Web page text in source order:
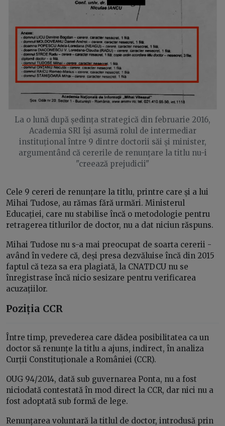
La o lună după ședința strategică din februarie 2016,
Academia SRI își asumă rolul de intermediar
instituțional între 9 dintre doctorii săi și minister,
argumentând că cererile de renunțare la titlu nu-i
"creează prejudicii"
Cele 9 cereri de renunțare la titlu, printre care și a lui
Mihai Tudose, au rămas fără urmări. Ministerul
Educației, care nu stabilise încă o metodologie pentru
retragerea titlurilor de doctor, nu a dat niciun răspuns.
Mihai Tudose nu s-a mai preocupat de soarta cererii -
având în vedere că, deși presa dezvăluise încă din 2015
faptul că teza sa era plagiată, la CNATDCU nu se
înregistrase încă nicio sesizare pentru verificarea
acuzațiilor.
Poziția CCR
Între timp, prevederea care dădea posibilitatea ca un
doctor să renunțe la titlu a ajuns, indirect, în analiza
Curții Constituționale a României (CCR).
OUG 94/2014, dată sub guvernarea Ponta, nu a fost
niciodată contestată în mod direct la CCR, dar nici nu a
fost adoptată sub formă de lege.
Renunțarea voluntară la titlul de doctor, introdusă prin